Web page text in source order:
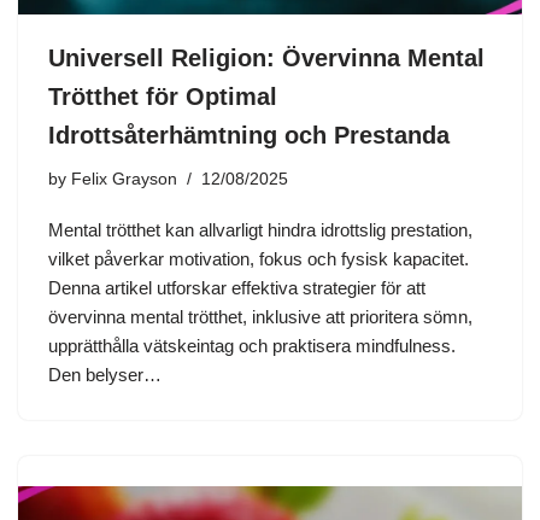
Universell Religion: Övervinna Mental
Trötthet för Optimal
Idrottsåterhämtning och Prestanda
by Felix Grayson 12/08/2025
Mental trötthet kan allvarligt hindra idrottslig prestation,
vilket påverkar motivation, fokus och fysisk kapacitet.
Denna artikel utforskar effektiva strategier för att
övervinna mental trötthet, inklusive att prioritera sömn,
upprätthålla vätskeintag och praktisera mindfulness.
Den belyser…